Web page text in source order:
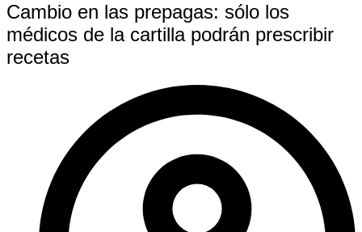
Cambio en las prepagas: sólo los
médicos de la cartilla podrán prescribir
recetas